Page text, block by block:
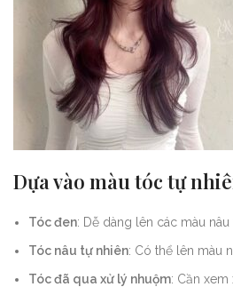
Dựa vào màu tóc tự
Tóc đen: Dễ dàng lên các màu
Tóc nâu tự nhiên: Có thể lên màu
Tóc đã qua xử lý nhuộm: Cần